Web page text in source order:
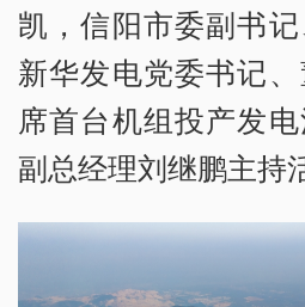
凯，信阳市委副书记
新华发电党委书记
席首台机组投产发
副总经理刘继鹏主持